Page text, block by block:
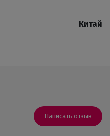
Китай
Написать отзыв